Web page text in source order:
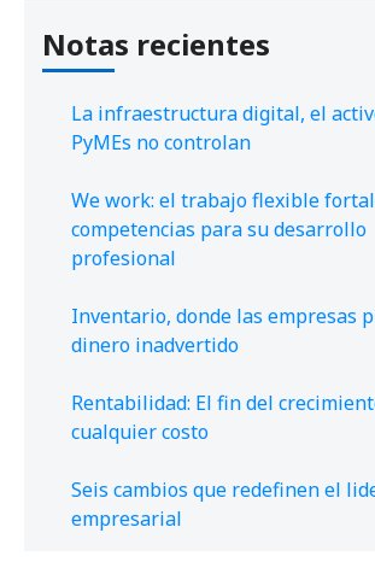
Notas recientes
La infraestructura digital, el
PyMEs no controlan
We work: el trabajo flexible
competencias para su desarrollo
profesional
Inventario, donde las empresas
dinero inadvertido
Rentabilidad: El fin del
cualquier costo
Seis cambios que redefinen el
empresarial